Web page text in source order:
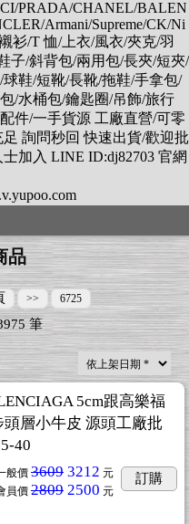
PRADA/CHANEL/BALEN
Armani/Supreme/CK/Ni
衫/T 恤/上衣/風衣/夾克/羽
子/斜背包/兩用包/長夾/短夾/
鞋/短靴/長靴/拖鞋/手拿包/
/水桶包/鑰匙圈/吊飾/旅行
件/一手貨源 工廠直營/可零
詢問秒回 快速出貨/歡迎批
加入 LINE ID:dj82703 官網
品
>> 6725
筆
5cm跟高樂福
層小牛皮 源頭工廠批
40
般價 3609 3212 元
員價 2809 2500 元
訂購